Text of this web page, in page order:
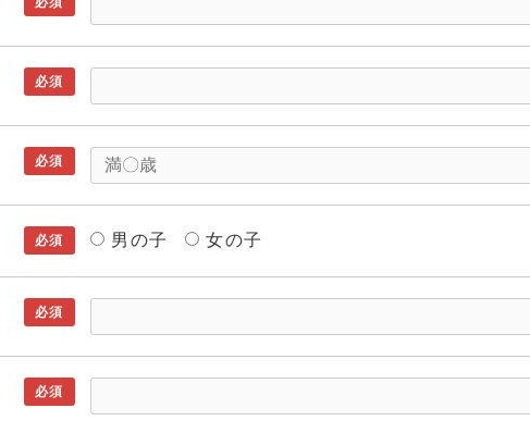
必須
必須
必須 男の子 女の子
必須
必須